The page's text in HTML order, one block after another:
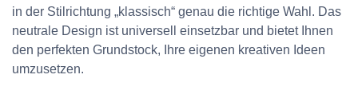
in der Stilrichtung „klassisch“ genau die richtige Wahl. Das
neutrale Design ist universell einsetzbar und bietet Ihnen
den perfekten Grundstock, Ihre eigenen kreativen Ideen
umzusetzen.